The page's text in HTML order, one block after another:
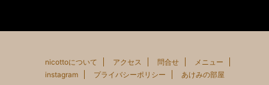
nicottoについて アクセス 問合せ
メニュー
instagram
プライバシーポリシー あけみの部屋